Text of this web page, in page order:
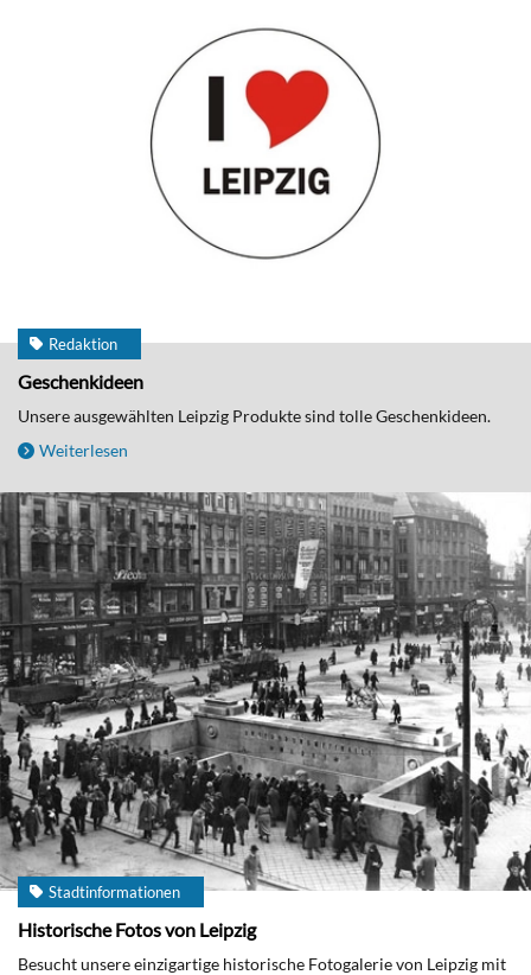
Redaktion
Geschenkideen
Unsere ausgewählten Leipzig Produkte sind tolle Geschenkideen.
Weiterlesen
Stadtinformationen
Historische Fotos von Leipzig
Besucht unsere einzigartige historische Fotogalerie von Leipzig mit